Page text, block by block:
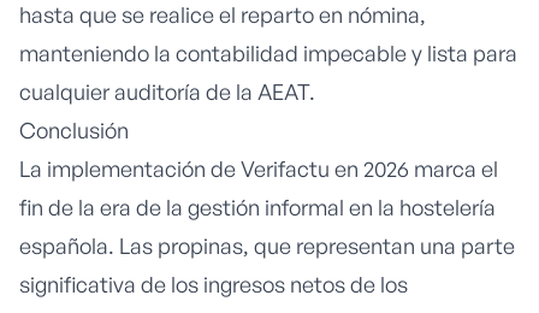
hasta que se realice el reparto en nómina,
manteniendo la contabilidad impecable y lista para
cualquier auditoría de la AEAT.
Conclusión
La implementación de Verifactu en 2026 marca el
fin de la era de la gestión informal en la hostelería
española. Las propinas, que representan una parte
significativa de los ingresos netos de los